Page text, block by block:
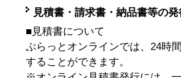
見積書・請求書・納品書等の
■見積書について
ぷらっとオンラインでは、24時
することができます。